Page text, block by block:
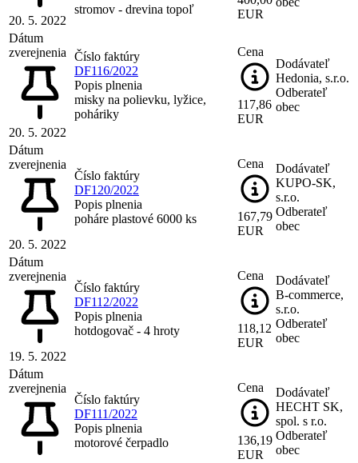
20. 5. 2022
stromov - drevina topoľ
EUR
Dátum
zverejnenia
20. 5. 2022
Číslo faktúry
DF116/2022
Popis plnenia
misky na polievku, lyžice,
poháriky
Cena
117,86
EUR
Dodávateľ
Hedonia, s.r.o.
Odberateľ
obec
Dátum
zverejnenia
20. 5. 2022
Číslo faktúry
DF120/2022
Popis plnenia
poháre plastové 6000 ks
Cena
167,79
EUR
Dodávateľ
KUPO-SK,
s.r.o.
Odberateľ
obec
Dátum
zverejnenia
19. 5. 2022
Číslo faktúry
DF112/2022
Popis plnenia
hotdogovač - 4 hroty
Cena
118,12
EUR
Dodávateľ
B-commerce,
s.r.o.
Odberateľ
obec
Dátum
zverejnenia
Číslo faktúry
DF111/2022
Popis plnenia
motorové čerpadlo
Cena
136,19
EUR
Dodávateľ
HECHT SK,
spol. s r.o.
Odberateľ
obec